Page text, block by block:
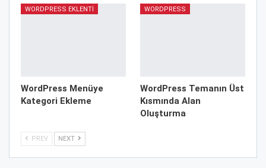
WORDPRESS EKLENTI
WordPress Menüye
Kategori Ekleme
WORDPRESS
WordPress Temanın Üst
Kısmında Alan
Oluşturma
PREV NEXT